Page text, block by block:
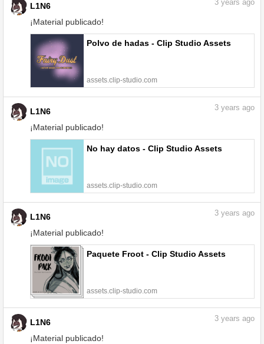
L1N6
¡Material publicado!
3 years ago
Polvo de hadas - Clip Studio Assets
assets.clip-studio.com
L1N6
¡Material publicado!
3 years ago
No hay datos - Clip Studio Assets
assets.clip-studio.com
L1N6
¡Material publicado!
3 years ago
Paquete Froot - Clip Studio Assets
assets.clip-studio.com
L1N6
¡Material publicado!
3 years ago